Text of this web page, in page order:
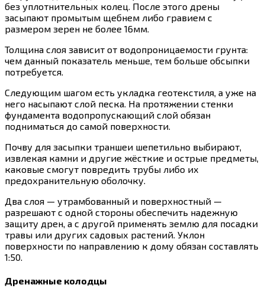
без уплотнительных колец. После этого дрены
засыпают промытым щебнем либо гравием с
размером зерен не более 16мм.
Толщина слоя зависит от водопроницаемости грунта:
чем данный показатель меньше, тем больше обсыпки
потребуется.
Следующим шагом есть укладка геотекстиля, а уже на
него насыпают слой песка. На протяжении стенки
фундамента водопропускающий слой обязан
подниматься до самой поверхности.
Почву для засыпки траншеи шепетильно выбирают,
извлекая камни и другие жёсткие и острые предметы,
каковые смогут повредить трубы либо их
предохранительную оболочку.
Два слоя — утрамбованный и поверхностный —
разрешают с одной стороны обеспечить надежную
защиту дрен, а с другой применять землю для посадки
травы или других садовых растений. Уклон
поверхности по направлению к дому обязан составлять
1:50.
Дренажные колодцы